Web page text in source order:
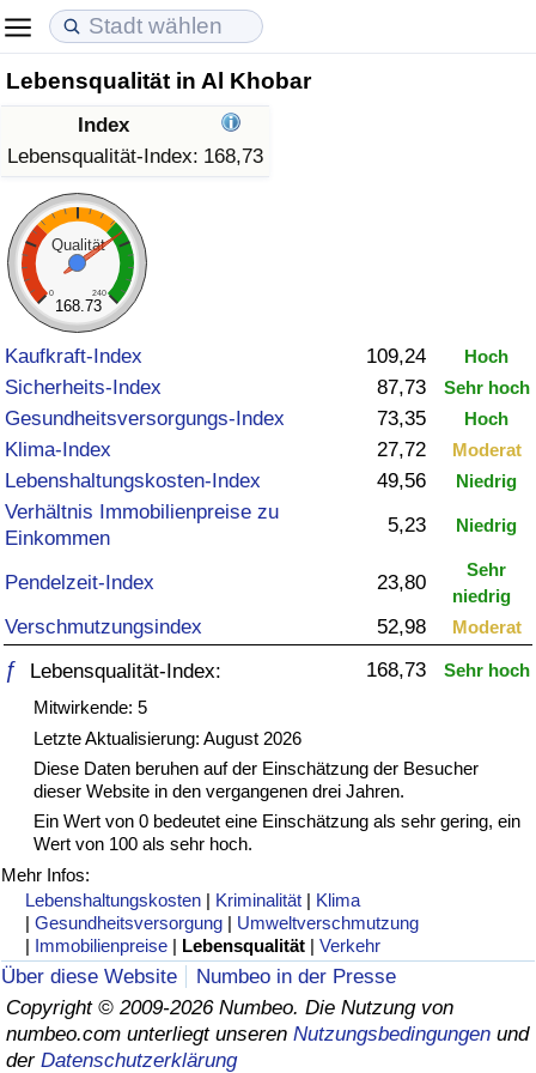
Lebensqualität in Al Khobar
Index
Lebensqualität-Index: 168,73
Qualität
0 240
168.73
Kaufkraft-Index 109,24 Hoch
Sicherheits-Index 87,73 Sehr hoch
Gesundheitsversorgungs-Index 73,35 Hoch
Klima-Index 27,72 Moderat
Lebenshaltungskosten-Index 49,56 Niedrig
Verhältnis Immobilienpreise zu
Einkommen
5,23 Niedrig
Pendelzeit-Index 23,80
Sehr
niedrig
Verschmutzungsindex 52,98 Moderat
ƒ Lebensqualität-Index: 168,73
Sehr hoch
Mitwirkende: 5
Letzte Aktualisierung: August 2026
Diese Daten beruhen auf der Einschätzung der Besucher
dieser Website in den vergangenen drei Jahren.
Ein Wert von 0 bedeutet eine Einschätzung als sehr gering, ein
Wert von 100 als sehr hoch.
Mehr Infos:
Lebenshaltungskosten | Kriminalität | Klima
|Gesundheitsversorgung | Umweltverschmutzung
| Immobilienpreise | Lebensqualität |Verkehr
Über diese Website
Numbeo in der Presse
Copyright © 2009-2026 Numbeo. Die Nutzung von
numbeo.com unterliegt unseren Nutzungsbedingungen und
der Datenschutzerklärung
Lebenshaltungskosten
Lebenshaltungskosten-Index (aktuell)
Lebenshaltungskosten-Index
Lebenshaltungskosten-Index nach Land
in Akaba
Immobilienpreise
Immobilienpreis-Index (aktuell)
Immobilienpreis-Index
Immobilienpreis-Index nach Land
Lebensqualität
Lebensqualität-Index
Lebensqualität-Index (aktuell)
Lebensqualitätsindex nach Land
Kriminalität
Kriminalitäts-Index (aktuell)
Kriminalitäts-Index
Kriminalitätsindex nach Land
Gesundheitsversorgung
Gesundheitsversorgungs-Index (aktuell)
Gesundheitsversorgungs-Index
Gesundheitsversorgungs-Index nach Land
Umweltverschmutzung
Umweltverschmutzungs-Index (aktuell)
Verschmutzungsindex
Umweltverschmutzungs-Index nach Land
Verkehr